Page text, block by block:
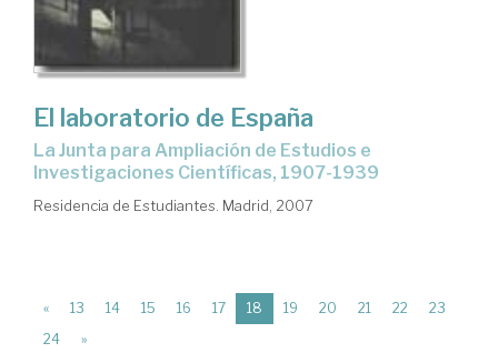
El laboratorio de España
la Junta para Ampliación de Estudios e
Investigaciones Científicas, 1907-1939
Residencia de Estudiantes. Madrid, 2007
« 13 14 15 16 17 18 (current)
19 20 21 22
23
24
»